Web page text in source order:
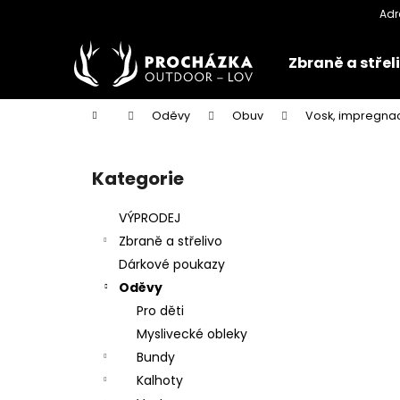
Zbraně a
Domů Oděvy Obuv Vosk,
Přeskočit
kategorie
Kategorie
VÝPRODEJ
Zbraně a střelivo
Dárkové poukazy
Oděvy
Pro děti
Myslivecké obleky
Bundy
Kalhoty
k
Zpět
obchodu
Zpět
obchodu